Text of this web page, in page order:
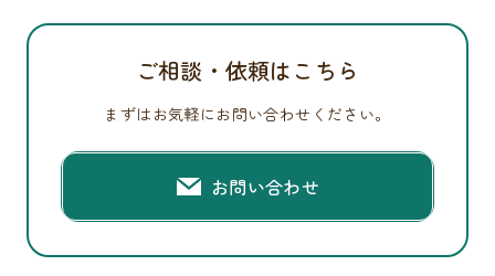
ご相談・依頼はこちら
まずはお気軽にお問い合わせください。
お問い合わせ